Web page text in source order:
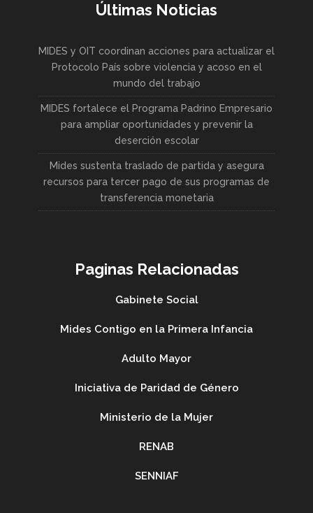
Últimas Noticias
MIDES y OIT coordinan acciones para actualizar el
Protocolo País sobre violencia y acoso en el
mundo del trabajo
MIDES fortalece el Programa Padrino Empresario
para ampliar oportunidades y prevenir la
deserción escolar
Mides sustenta traslado de partida y asegura
recursos para tercer pago de sus programas de
transferencia monetaria
Paginas Relacionadas
Gabinete Social
Mides Contigo en la Primera Infancia
Adulto Mayor
Iniciativa de Paridad de Género
Ministerio de la Mujer
RENAB
SENNIAF